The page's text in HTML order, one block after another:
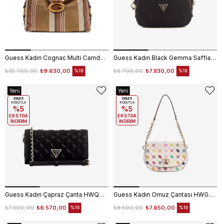
Guess Kadın Cognac Multi Camden Büyük Omuz Çantası HWAB9308180
₺9.630,00
₺10.700,00 %10
Guess Kadın Black Gemma Saffiano Mini Omuz Çantası HWEYG839572
₺7.830,00
₺8.700,00 %10
Guess Kadın Çapraz Çanta HWQG9673750
₺6.570,00
₺7.300,00 %10
Yeni
Ürün
EKLE5
KODUYLA
%5
EKSTRA
İNDİRİM
Guess Kadın Omuz Çantası HWGM9928200
₺7.650,00
₺8.500,00 %10
Yeni
Ürün
EKLE5
KODUYLA
%5
EKSTRA
İNDİRİM